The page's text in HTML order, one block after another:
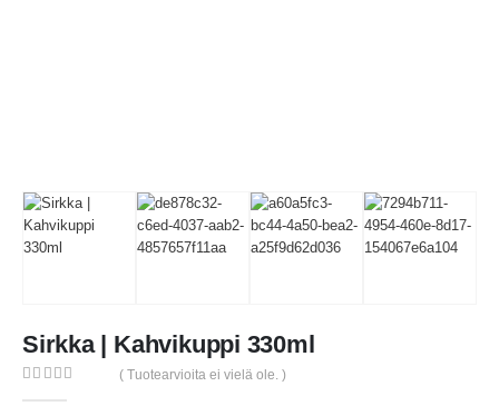
Sirkka | Kahvikuppi 330ml
( Tuotearvioita ei vielä ole. )